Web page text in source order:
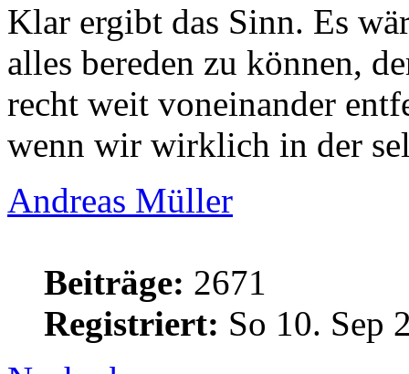
Klar ergibt das Sinn. Es
alles bereden zu können,
recht weit voneinander
wenn wir wirklich in der
Andreas Müller
Beiträge: 2671
Registriert: So 10. Sep